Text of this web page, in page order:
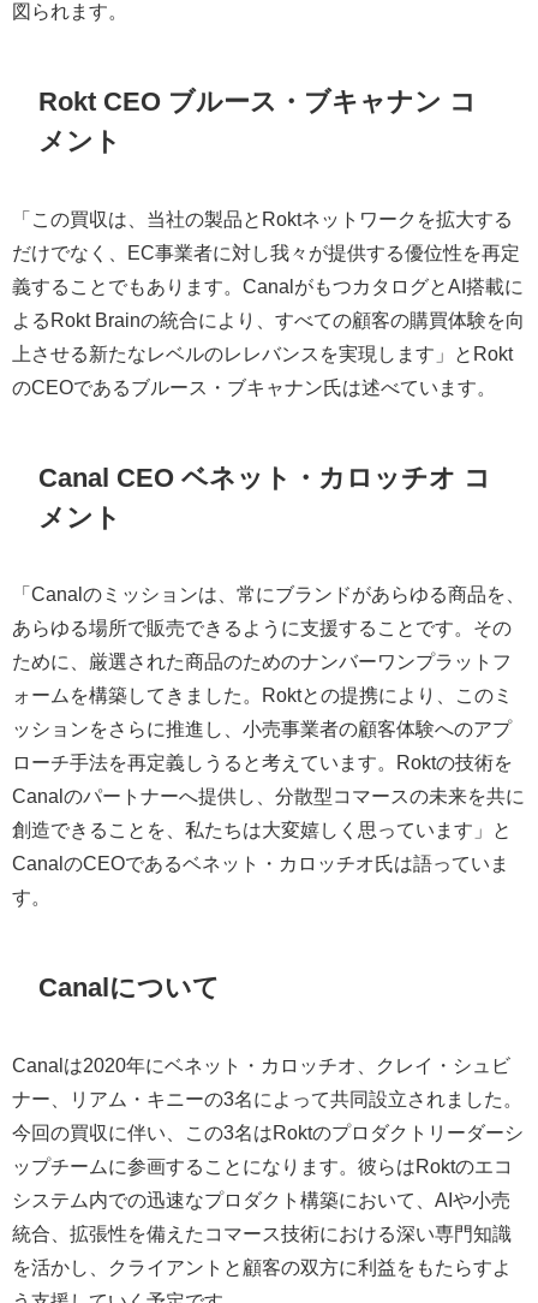
図られます。
Rokt CEO ブルース・ブキャナン コ
メント
「この買収は、当社の製品とRoktネットワークを拡大する
だけでなく、EC事業者に対し我々が提供する優位性を再定
義することでもあります。CanalがもつカタログとAI搭載に
よるRokt Brainの統合により、すべての顧客の購買体験を向
上させる新たなレベルのレレバンスを実現します」とRokt
のCEOであるブルース・ブキャナン氏は述べています。
Canal CEO ベネット・カロッチオ コ
メント
「Canalのミッションは、常にブランドがあらゆる商品を、
あらゆる場所で販売できるように支援することです。その
ために、厳選された商品のためのナンバーワンプラットフ
ォームを構築してきました。Roktとの提携により、このミ
ッションをさらに推進し、小売事業者の顧客体験へのアプ
ローチ手法を再定義しうると考えています。Roktの技術を
Canalのパートナーへ提供し、分散型コマースの未来を共に
創造できることを、私たちは大変嬉しく思っています」と
CanalのCEOであるベネット・カロッチオ氏は語っていま
す。
Canalについて
Canalは2020年にベネット・カロッチオ、クレイ・シュビ
ナー、リアム・キニーの3名によって共同設立されました。
今回の買収に伴い、この3名はRoktのプロダクトリーダーシ
ップチームに参画することになります。彼らはRoktのエコ
システム内での迅速なプロダクト構築において、AIや小売
統合、拡張性を備えたコマース技術における深い専門知識
を活かし、クライアントと顧客の双方に利益をもたらすよ